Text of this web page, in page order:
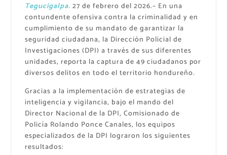
​Tegucigalpa. 27 de febrero del 2026.– En una
contundente ofensiva contra la criminalidad y en
cumplimiento de su mandato de garantizar la
seguridad ciudadana, la Dirección Policial de
Investigaciones (DPI) a través de sus diferentes
unidades, reporta la captura de 49 ciudadanos por
diversos delitos en todo el territorio hondureño.
​Gracias a la implementación de estrategias de
inteligencia y vigilancia, bajo el mando del
Director Nacional de la DPI, Comisionado de
Policía Rolando Ponce Canales, los equipos
especializados de la DPI lograron los siguientes
resultados: